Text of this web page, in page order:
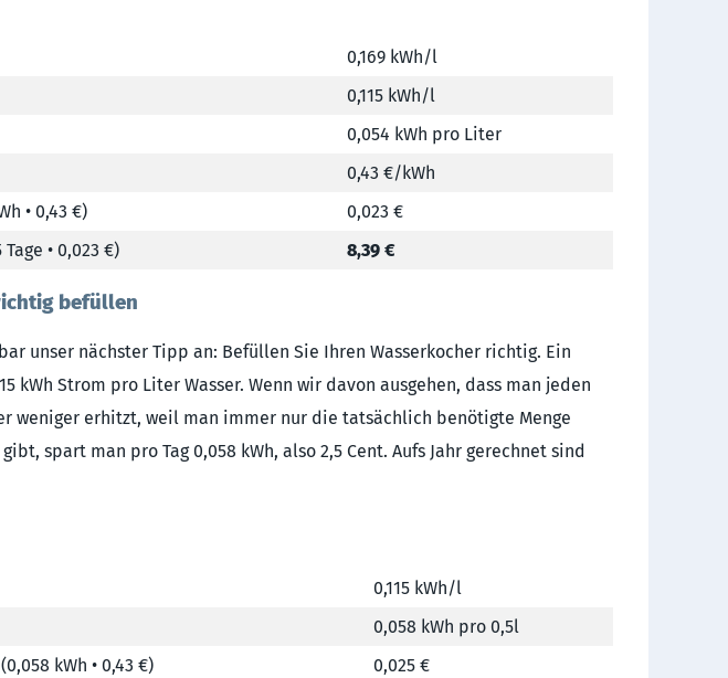
0,169 kWh/l
0,115 kWh/l
0,054 kWh pro Liter
0,43 €/kWh
• 0,43 €)
0,023 €
• 0,023 €)
8,39 €
befüllen
unser nächster Tipp an: Befüllen Sie Ihren Wasserkocher richtig. Ein
kWh Strom pro Liter Wasser. Wenn wir davon ausgehen, dass man jeden
weniger erhitzt, weil man immer nur die tatsächlich benötigte Menge
spart man pro Tag 0,058 kWh, also 2,5 Cent. Aufs Jahr gerechnet sind
0,115 kWh/l
0,058 kWh pro 0,5l
kWh • 0,43 €)
0,025 €